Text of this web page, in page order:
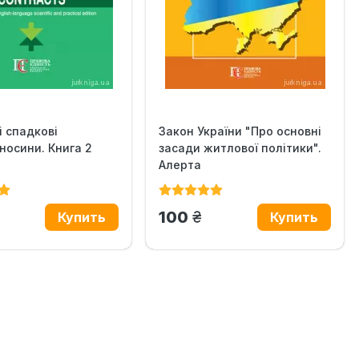
спадкові
Книга 2
Закон України "Про основні
засади житлової політики".
Алерта
100 грн.